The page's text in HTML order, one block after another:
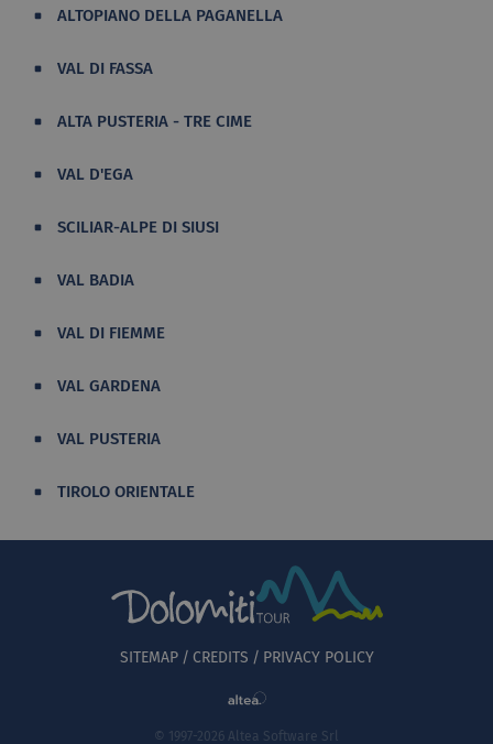
ALTOPIANO DELLA PAGANELLA
VAL DI FASSA
ALTA PUSTERIA - TRE CIME
VAL D'EGA
SCILIAR-ALPE DI SIUSI
VAL BADIA
VAL DI FIEMME
VAL GARDENA
VAL PUSTERIA
TIROLO ORIENTALE
SITEMAP CREDITS PRIVACY POLICY
© 1997-2026 Altea Software Srl